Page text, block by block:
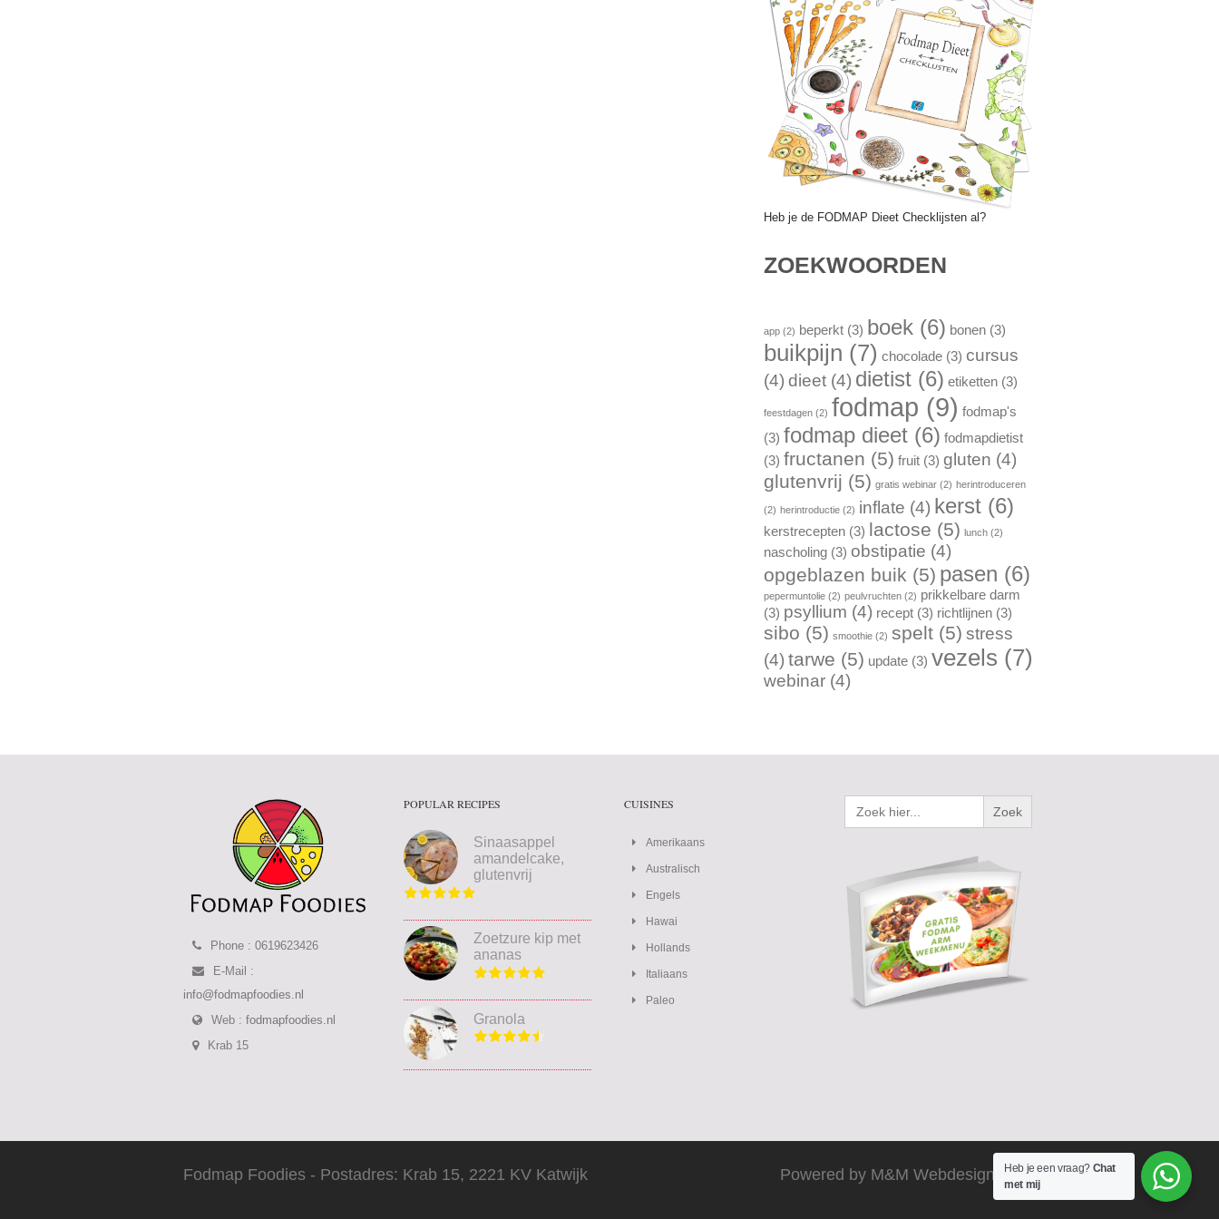
Heb je de FODMAP Dieet Checklijsten al?
ZOEKWOORDEN
app (2) beperkt (3) boek (6) bonen (3)
buikpijn (7) chocolade (3) cursus
(4) dieet (4) dietist (6) etiketten (3)
feestdagen (2) fodmap (9) fodmap's
(3) fodmap dieet (6) fodmapdietist
(3) fructanen (5) fruit (3) gluten (4)
glutenvrij (5) gratis webinar (2) herintroduceren
(2) herintroductie (2) inflate (4) kerst (6)
kerstrecepten (3) lactose (5) lunch (2)
nascholing (3) obstipatie (4)
opgeblazen buik (5) pasen (6)
pepermuntolie (2) peulvruchten (2) prikkelbare darm
(3) psyllium (4) recept (3) richtlijnen (3)
sibo (5) smoothie (2) spelt (5) stress
(4) tarwe (5) update (3) vezels (7)
webinar (4)
Phone : 0619623426
E-Mail :
info@fodmapfoodies.nl
Web : fodmapfoodies.nl
Krab 15
POPULAR RECIPES
Sinaasappel
amandelcake,
glutenvrij
Zoetzure kip met
ananas
Granola
CUISINES
Amerikaans
Australisch
Engels
Hawai
Hollands
Italiaans
Paleo
Zoek
naar:
Fodmap Foodies - Postadres: Krab 15, 2221 KV Katwijk Powered by M&M Webdesign 2025Heb je een vraag? Chat
met mij